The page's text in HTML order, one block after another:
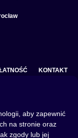
aby zapewnić
na stronie oraz
zgody lub jej
KONTAKT